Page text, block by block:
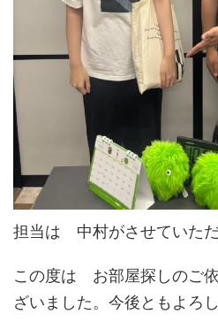
担当は 中村がさせていただ
この度は お部屋探しのご
ざいました。今後ともよろ